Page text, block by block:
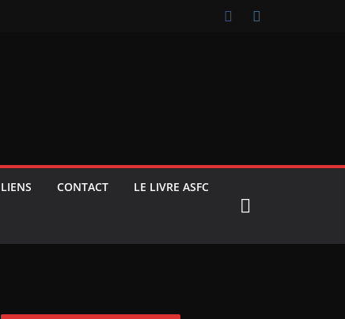
LIENS CONTACT LE LIVRE ASFC